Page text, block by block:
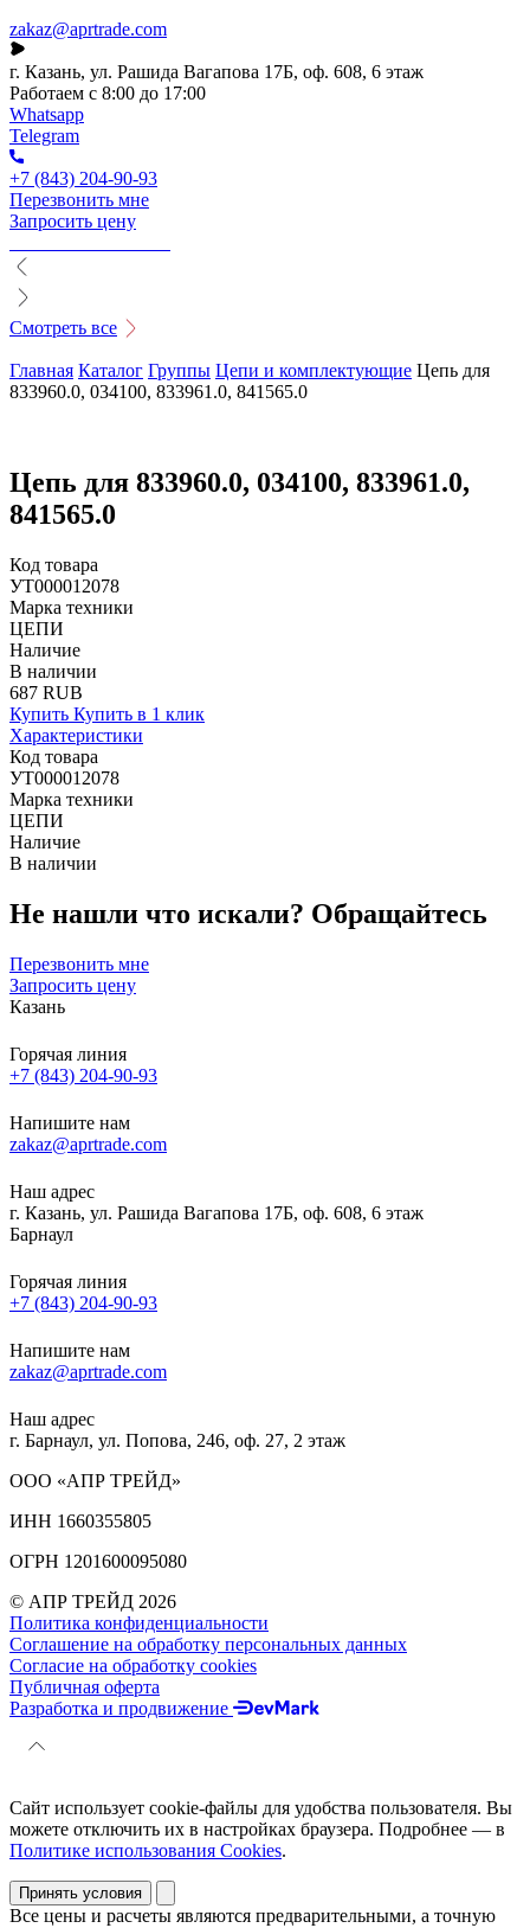
zakaz@aprtrade.com
г. Казань, ул. Рашида Вагапова 17Б, оф. 608, 6 этаж
Работаем с 8:00 до 17:00
Whatsapp
Telegram
+7 (843) 204-90-93
Перезвонить мне
Запросить цену
Смотреть все
Главная Каталог Группы Цепи и комплектующие Цепь для
833960.0, 034100, 833961.0, 841565.0
Цепь для 833960.0, 034100, 833961.0,
841565.0
Код товара
УТ000012078
Марка техники
ЦЕПИ
Наличие
В наличии
687 RUB
Купить Купить в 1 клик
Характеристики
Код товара
УТ000012078
Марка техники
ЦЕПИ
Наличие
В наличии
Не нашли что искали? Обращайтесь
Перезвонить мне
Запросить цену
Казань
Горячая линия
+7 (843) 204-90-93
Напишите нам
zakaz@aprtrade.com
Наш адрес
г. Казань, ул. Рашида Вагапова 17Б, оф. 608, 6 этаж
Барнаул
Горячая линия
+7 (843) 204-90-93
Напишите нам
zakaz@aprtrade.com
Наш адрес
г. Барнаул, ул. Попова, 246, оф. 27, 2 этаж
ООО «АПР ТРЕЙД»
ИНН 1660355805
ОГРН 1201600095080
© АПР ТРЕЙД 2026
Политика конфиденциальности
Соглашение на обработку персональных данных
Согласие на обработку cookies
Публичная оферта
Разработка и продвижение
Сайт использует cookie-файлы для удобства пользователя. Вы
можете отключить их в настройках браузера. Подробнее — в
Политике использования Cookies.
Принять условия
Все цены и расчеты являются предварительными, а точную